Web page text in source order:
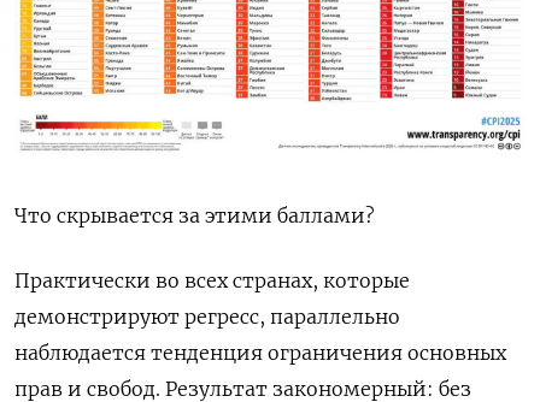
Что скрывается за этими баллами?
Практически во всех странах, которые
демонстрируют регресс, параллельно
наблюдается тенденция ограничения основных
прав и свобод. Результат закономерный: без